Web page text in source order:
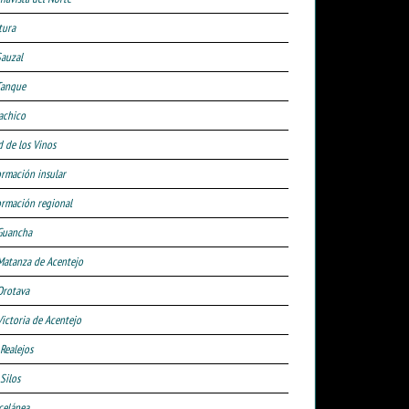
de los Vinos
insular
regional
de Acentejo
de Acentejo